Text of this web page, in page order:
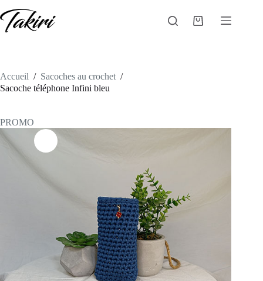
au
contenu
Panier
Accueil / Sacoches au crochet /
Sacoche téléphone Infini bleu
PROMO